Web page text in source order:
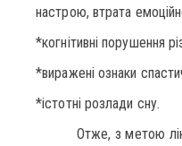
настрою, втрата
*когнітивні порушення
*виражені ознаки
*істотні розлади сну.
Отже, з метою